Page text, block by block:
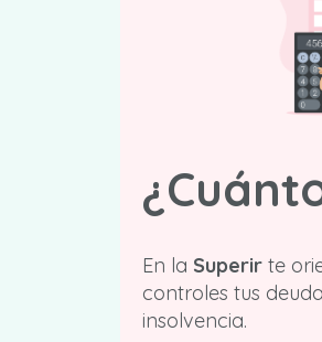
debo?
te orientaremos para que
tus deudas y evites caer en